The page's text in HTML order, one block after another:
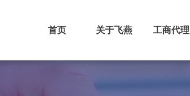
首页 关于飞燕 工商代理